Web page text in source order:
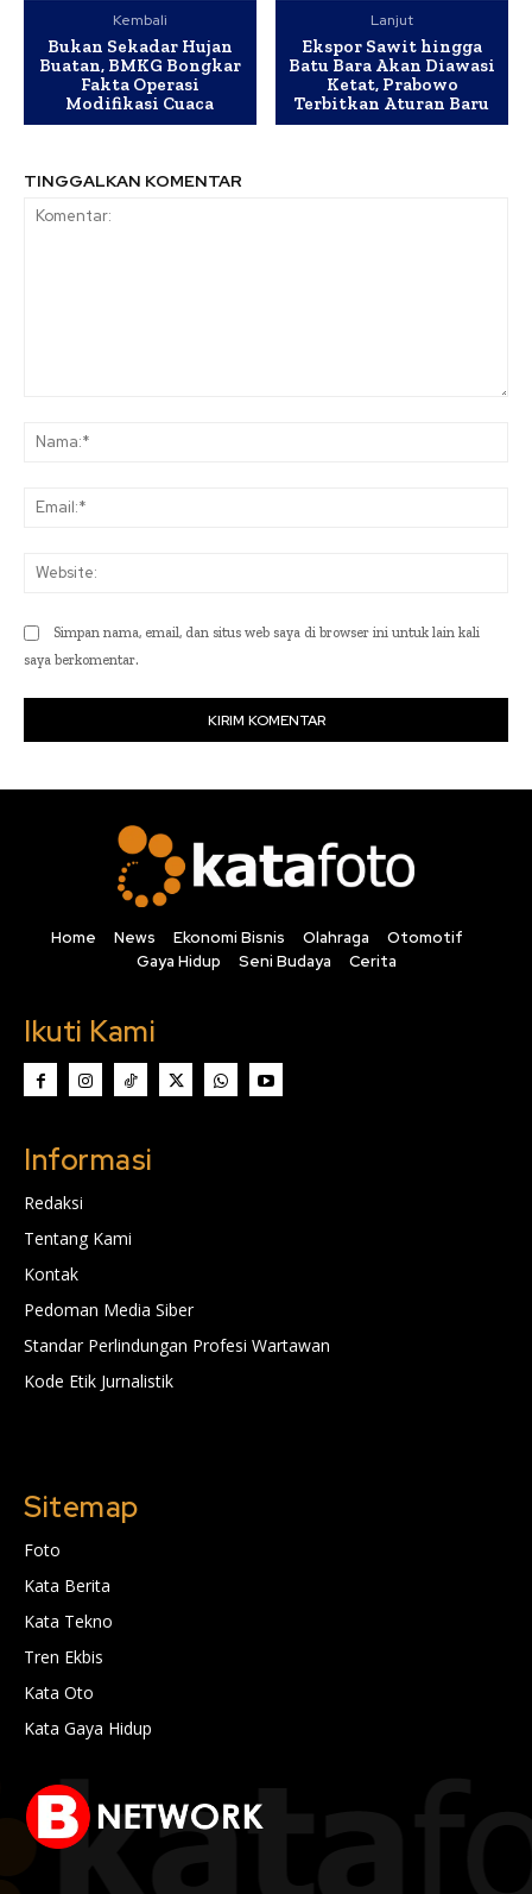
Kembali
Bukan Sekadar Hujan
Buatan, BMKG Bongkar
Fakta Operasi
Modifikasi Cuaca
Lanjut
Ekspor Sawit hingga
Batu Bara Akan Diawasi
Ketat, Prabowo
Terbitkan Aturan Baru
TINGGALKAN KOMENTAR
Simpan nama, email, dan situs web saya di browser ini untuk lain kali
saya berkomentar.
Home News Ekonomi Bisnis Olahraga
Otomotif
Gaya Hidup
Seni Budaya Cerita
Ikuti Kami
Informasi
Redaksi
Tentang Kami
Kontak
Pedoman Media Siber
Standar Perlindungan Profesi Wartawan
Kode Etik Jurnalistik
Sitemap
Foto
Kata Berita
Kata Tekno
Tren Ekbis
Kata Oto
Kata Gaya Hidup